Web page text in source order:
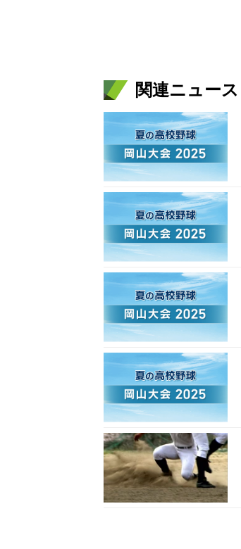
関連ニュース